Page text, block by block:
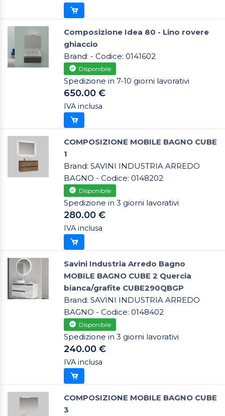
Composizione Idea 80 - Lino rovere
ghiaccio
Brand: - Codice: 0141602
Disponibile
Spedizione in 7-10 giorni lavorativi
650.00 €
IVA inclusa
COMPOSIZIONE MOBILE BAGNO CUBE
1
Brand: SAVINI INDUSTRIA ARREDO
BAGNO - Codice: 0148202
Disponibile
Spedizione in 3 giorni lavorativi
280.00 €
IVA inclusa
Savini Industria Arredo Bagno
MOBILE BAGNO CUBE 2 Quercia
bianca/grafite CUBE290QBGP
Brand: SAVINI INDUSTRIA ARREDO
BAGNO - Codice: 0148402
Disponibile
Spedizione in 3 giorni lavorativi
240.00 €
IVA inclusa
COMPOSIZIONE MOBILE BAGNO CUBE
3